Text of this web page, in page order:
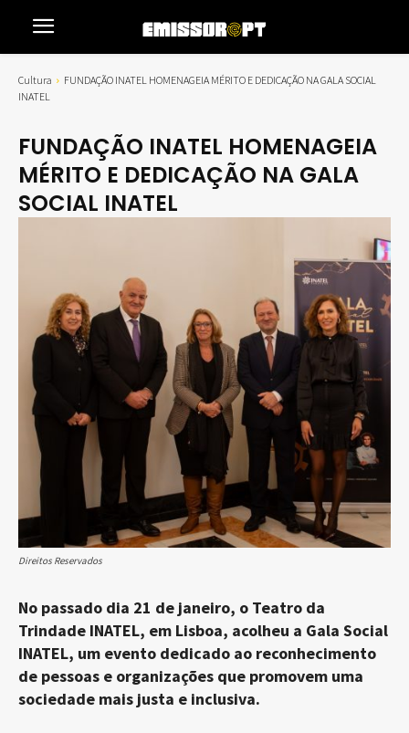
Cultura
FUNDAÇÃO INATEL HOMENAGEIA MÉRITO E DEDICAÇÃO NA GALA SOCIAL
INATEL
FUNDAÇÃO INATEL HOMENAGEIA
MÉRITO E DEDICAÇÃO NA GALA
SOCIAL INATEL
Direitos Reservados
No passado dia 21 de janeiro, o Teatro da
Trindade INATEL, em Lisboa, acolheu a Gala Social
INATEL, um evento dedicado ao reconhecimento
de pessoas e organizações que promovem uma
sociedade mais justa e inclusiva.